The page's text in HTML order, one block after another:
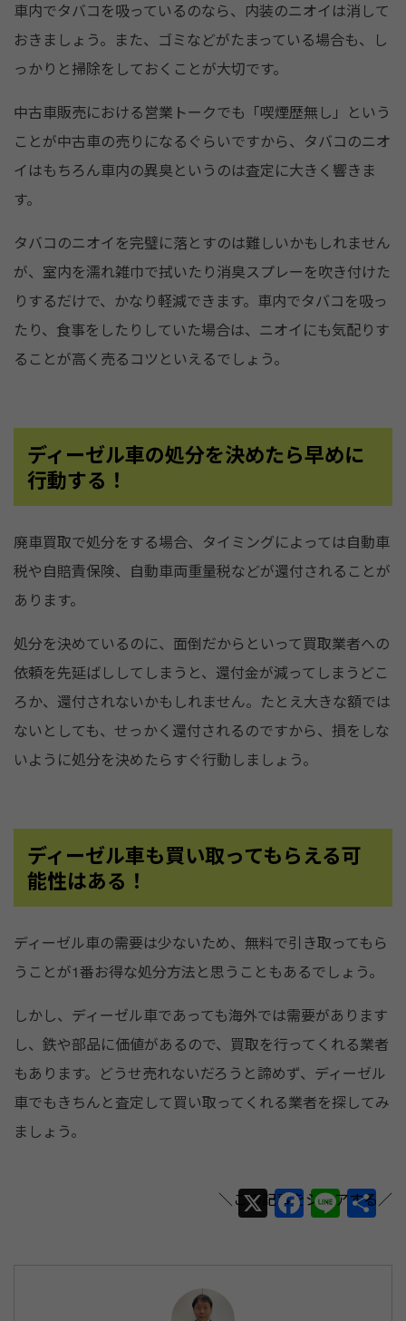
車内でタバコを吸っているのなら、内装のニオイは消して
おきましょう。また、ゴミなどがたまっている場合も、し
っかりと掃除をしておくことが大切です。
中古車販売における営業トークでも「喫煙歴無し」という
ことが中古車の売りになるぐらいですから、タバコのニオ
イはもちろん車内の異臭というのは査定に大きく響きま
す。
タバコのニオイを完璧に落とすのは難しいかもしれません
が、室内を濡れ雑巾で拭いたり消臭スプレーを吹き付けた
りするだけで、かなり軽減できます。車内でタバコを吸っ
たり、食事をしたりしていた場合は、ニオイにも気配りす
ることが高く売るコツといえるでしょう。
ディーゼル車の処分を決めたら早めに
行動する！
廃車買取で処分をする場合、タイミングによっては自動車
税や自賠責保険、自動車両重量税などが還付されることが
あります。
処分を決めているのに、面倒だからといって買取業者への
依頼を先延ばししてしまうと、還付金が減ってしまうどこ
ろか、還付されないかもしれません。たとえ大きな額では
ないとしても、せっかく還付されるのですから、損をしな
いように処分を決めたらすぐ行動しましょう。
ディーゼル車も買い取ってもらえる可
能性はある！
ディーゼル車の需要は少ないため、無料で引き取ってもら
うことが1番お得な処分方法と思うこともあるでしょう。
しかし、ディーゼル車であっても海外では需要があります
し、鉄や部品に価値があるので、買取を行ってくれる業者
もあります。どうせ売れないだろうと諦めず、ディーゼル
車でもきちんと査定して買い取ってくれる業者を探してみ
ましょう。
X F Li 共